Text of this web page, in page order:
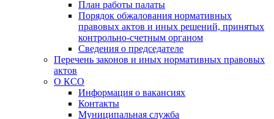
План работы палаты
Порядок обжалования нормативных
правовых актов и иных решений, принятых
контрольно-счетным органом
Сведения о председателе
Перечень законов и иных нормативных правовых
актов
О КСО
Информация о вакансиях
Контакты
Муниципальная служба